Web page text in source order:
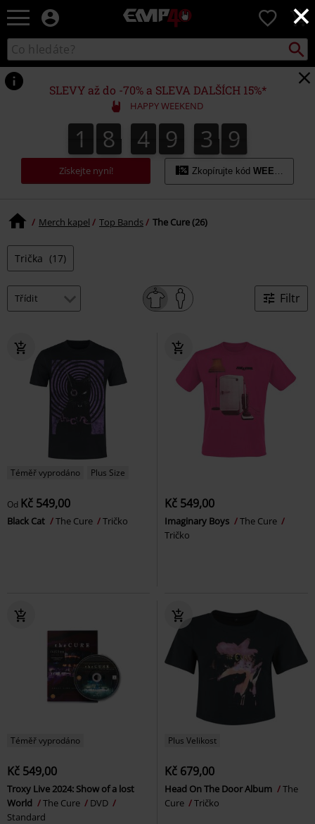
×
EMP
Hudba,
filmy
&
seriály,
Merch
pro
hráče,
Alternativní
móda
0
Katalog
vyhledávání
SLEVY až do -70% a SLEVA DALŠÍCH 15%*
HAPPY WEEKEND
1
1 8
8 4
4 9
9 3
4
3 8
9
8
0
9
Získejte nyní! Zkopírujte kód WEEKEND
Merch kapel Top Bands The Cure (26)
Trička (17)
Filtr
Téměř vyprodáno Plus Size
Od Kč 549,00
Black Cat The Cure Tričko
Kč 549,00
Imaginary Boys
The Cure
Tričko
Téměř vyprodáno
Kč 549,00
Troxy Live 2024: Show of a lost
World
The Cure
DVD
Standard
Plus Velikost
Kč 679,00
Head On The Door Album
The
Cure
Tričko